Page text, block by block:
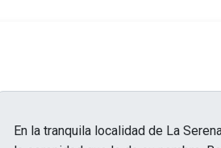
En la tranquila localidad de La